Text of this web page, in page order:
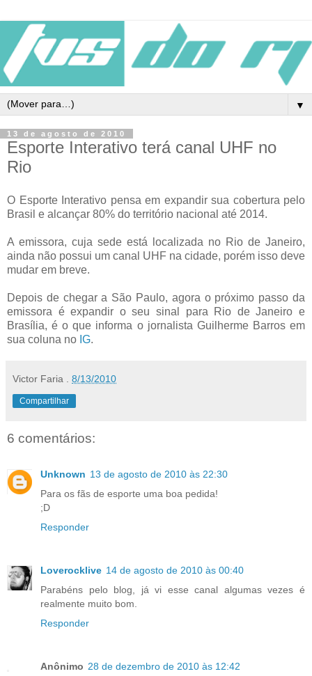
▼
13 de agosto de 2010
Esporte Interativo terá canal UHF no
Rio
O Esporte Interativo pensa em expandir sua cobertura pelo
Brasil e alcançar 80% do território nacional até 2014.
A emissora, cuja sede está localizada no Rio de Janeiro,
ainda não possui um canal UHF na cidade, porém isso deve
mudar em breve.
Depois de chegar a São Paulo, agora o próximo passo da
emissora é expandir o seu sinal para Rio de Janeiro e
Brasília, é o que informa o jornalista Guilherme Barros em
sua coluna no IG.
Victor Faria 8/13/2010
Compartilhar
6 comentários:
Unknown 13 de agosto de 2010 às 22:30
Para os fãs de esporte uma boa pedida!
;D
Responder
Loverocklive 14 de agosto de 2010 às 00:40
Parabéns pelo blog, já vi esse canal algumas vezes é
realmente muito bom.
Responder
Anônimo 28 de dezembro de 2010 às 12:42